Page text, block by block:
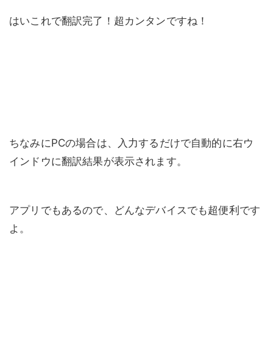
はいこれで翻訳完了！超カンタンですね！
ちなみにPCの場合は、入力するだけで自動的に右ウ
インドウに翻訳結果が表示されます。
アプリでもあるので、どんなデバイスでも超便利です
よ。